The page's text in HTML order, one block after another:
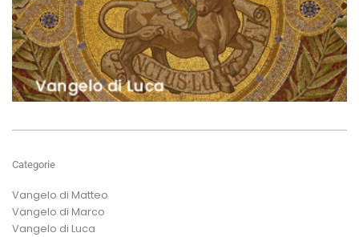
Categorie
Vangelo di Matteo
Vangelo di Marco
Vangelo di Luca